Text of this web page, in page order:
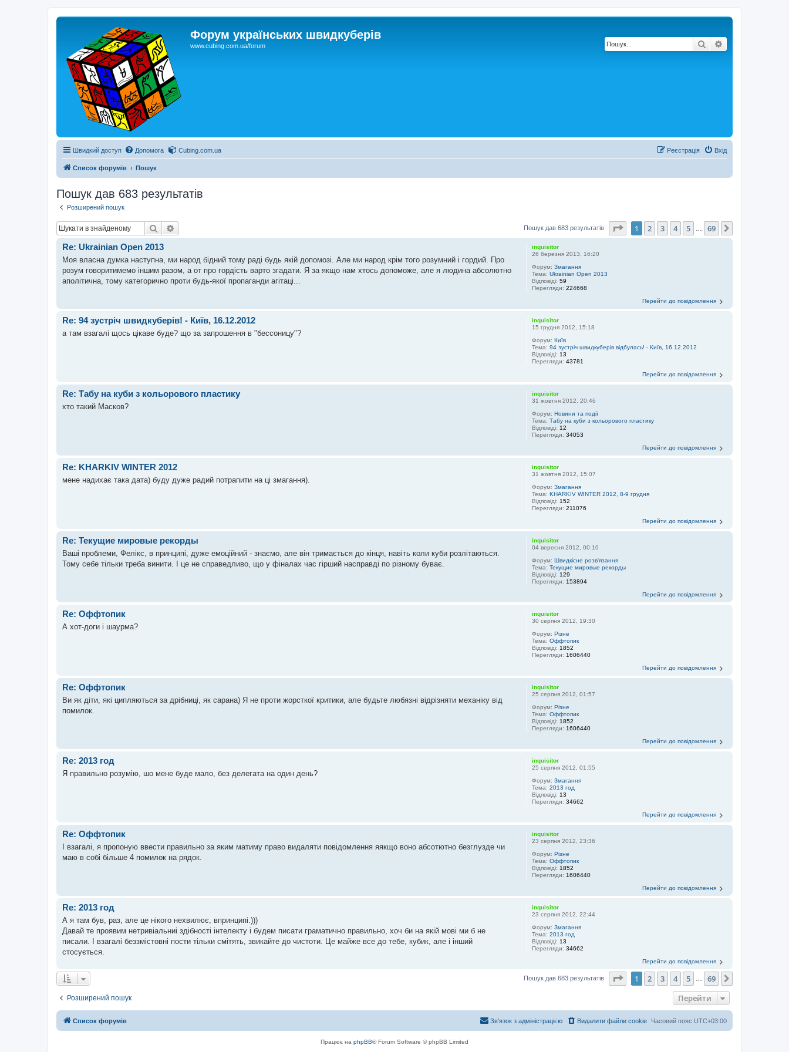
Форум українських швидкуберів
www.cubing.com.ua/forum Пошук
Швидкий доступ Допомога Cubing.com.ua Вхід
Реєстрація
Список форумів Пошук
Пошук дав 683 результатів
Розширений пошук
Пошук Пошук дав 683 результатів Сторінка 1з 69
1 2 3 4 5 69
inquisitor
26 березня 2013, 16:20
Форум:Змагання
Тема:Ukrainian Open 2013
Відповіді:59
Перегляди:224668
Re: Ukrainian Open 2013
Моя власна думка наступна, ми народ бідний тому раді будь якій допомозі. Але ми народ крім того розумний і гордий. Про
розум говоритимемо іншим разом, а от про гордість варто згадати. Я за якщо нам хтось допоможе, але я людина абсолютно
аполітична, тому категорично проти будь-якої пропаганди агітаці...
Перейти до повідомлення
inquisitor
15 грудня 2012, 15:18
Форум:Київ
Тема:94 зустріч швидкуберів відбулась! - Київ, 16.12.2012
Відповіді: 13
Перегляди:43781
Re: 94 зустріч швидкуберів! - Київ, 16.12.2012
а там взагалі щось цікаве буде? що за запрошення в "бессоницу"?
Перейти до повідомлення
inquisitor
31 жовтня 2012, 20:46
Форум:Новини та події
Тема:Табу на куби з кольорового пластику
Відповіді: 12
Перегляди:34053
Re: Табу на куби з кольорового пластику
хто такий Масков?
Перейти до повідомлення
inquisitor
31 жовтня 2012, 15:07
Форум:Змагання
Тема:KHARKIV WINTER 2012, 8-9 грудня
Відповіді: 152
Перегляди:211076
Re: KHARKIV WINTER 2012
мене надихає така дата) буду дуже радий потрапити на ці змагання).
Перейти до повідомлення
inquisitor
04 вересня 2012, 00:10
Форум:Швидкісне розв'язання
Тема:Текущие мировые рекорды
Відповіді: 129
Перегляди: 153894
Re: Текущие мировые рекорды
Ваші проблеми, Фелікс, в принципі, дуже емоційний - знаємо, але він тримається до кінця, навіть коли куби розлітаються.
Тому себе тільки треба винити. І це не справедливо, що у фіналах час гірший насправді по різному буває.
Перейти до повідомлення
inquisitor
30 серпня 2012, 19:30
Форум:Різне
Тема:Оффтопик
Відповіді: 1852
Перегляди: 1606440
Re: Оффтопик
А хот-доги і шаурма?
Перейти до повідомлення
inquisitor
25 серпня 2012, 01:57
Форум:Різне
Тема:Оффтопик
Відповіді: 1852
Перегляди: 1606440
Re: Оффтопик
Ви як діти, які ципляються за дрібниці, як сарана) Я не проти жорсткої критики, але будьте любязні відрізняти механіку від
помилок.
Перейти до повідомлення
inquisitor
25 серпня 2012, 01:55
Форум:Змагання
Тема:2013 год
Відповіді: 13
Перегляди:34662
Re: 2013 год
Я правильно розумію, шо мене буде мало, без делегата на один день?
Перейти до повідомлення
inquisitor
23 серпня 2012, 23:36
Форум:Різне
Тема:Оффтопик
Відповіді: 1852
Перегляди: 1606440
Re: Оффтопик
І взагалі, я пропоную ввести правильно за яким матиму право видаляти повідомлення яякщо воно абсотютно безглузде чи
маю в собі більше 4 помилок на рядок.
Перейти до повідомлення
inquisitor
23 серпня 2012, 22:44
Форум:Змагання
Тема:2013 год
Відповіді: 13
Перегляди:34662
Re: 2013 год
А я там був, раз, але це нікого нехвилює, впринципі.)))
Давай те проявим нетривіальниі здібності інтелекту і будем писати граматично правильно, хоч би на якій мові ми б не
писали. І взагалі беззмістовні пости тільки смітять, звикайте до чистоти. Це майже все до тебе, кубик, але і інший
стосується.
Перейти до повідомлення
Пошук дав 683 результатів Сторінка 1з 69
1 2 3 4 5 69
Розширений пошук Перейти
Список форумів Часовий пояс UTC+03:00
Видалити файли cookie
Зв'язок з адміністрацією
Працює на phpBB® Forum Software © phpBB Limited